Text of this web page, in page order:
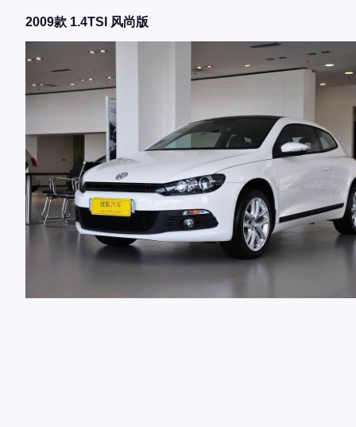
2009款 1.4TSI 风尚版